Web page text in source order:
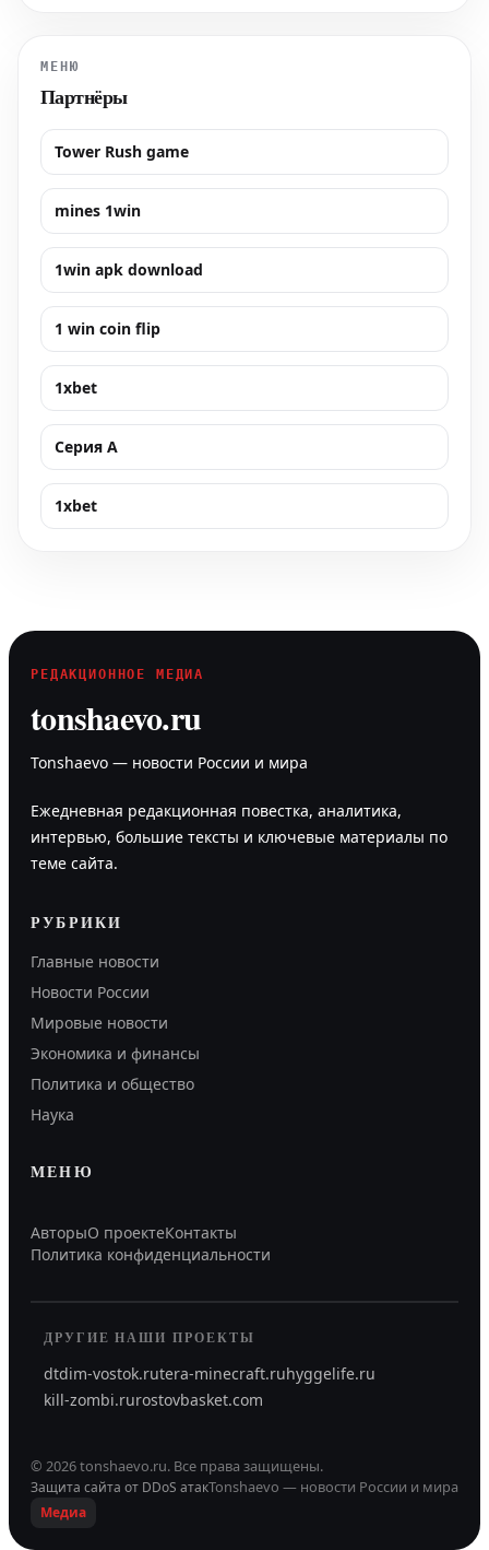
МЕНЮ
Партнёры
Tower Rush game
mines 1win
1win apk download
1 win coin flip
1xbet
Серия А
1xbet
РЕДАКЦИОННОЕ МЕДИА
tonshaevo.ru
Tonshaevo — новости России и мира
Ежедневная редакционная повестка, аналитика,
интервью, большие тексты и ключевые материалы по
теме сайта.
РУБРИКИ
Главные новости
Новости России
Мировые новости
Экономика и финансы
Политика и общество
Наука
МЕНЮ
АвторыО проектеКонтакты
Политика конфиденциальности
ДРУГИЕ НАШИ ПРОЕКТЫ
dtdim-vostok.rutera-minecraft.ruhyggelife.ru
kill-zombi.rurostovbasket.com
© 2026tonshaevo.ru. Все права защищены.
Защита сайта от DDoS атакTonshaevo — новости России и мира
Медиа